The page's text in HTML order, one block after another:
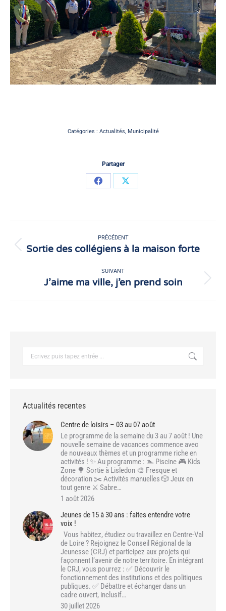
Catégories : Actualités, Municipalité
Partager
PartagerPartager
article
PRÉCÉDENT
Article
Sortie des collégiens à la maison forte
SUIVANT
Article
J’aime ma ville, j’en prend soin
Actualités recentes
Centre de loisirs – 03 au 07 août
Le programme de la semaine du 3 au 7 août ! Une
nouvelle semaine de vacances commence avec
de nouveaux thèmes et un programme riche en
activités ! ✨ Au programme : 🏊 Piscine 🎮 Kids
Zone 🌳 Sortie à Lisledon 🎨 Fresque et
décoration ✂️ Activités manuelles 🎲 Jeux en
tout genre ⚔️ Sabre…
1 août 2026
Jeunes de 15 à 30 ans : faites entendre votre
voix !
Vous habitez, étudiez ou travaillez en Centre-Val
de Loire ? Rejoignez le Conseil Régional de la
Jeunesse (CRJ) et participez aux projets qui
façonnent l’avenir de notre territoire. En intégrant
le CRJ, vous pourrez : ✅ Découvrir le
fonctionnement des institutions et des politiques
publiques. ✅ Débattre et échanger dans un
cadre ouvert, inclusif…
30 juillet 2026